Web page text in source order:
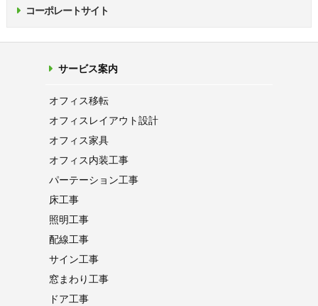
コーポレートサイト
サービス案内
オフィス移転
オフィス レイアウト設計
オフィス家具
オフィス内装工事
パーテーション工事
床工事
照明工事
配線工事
サイン工事
窓まわり工事
ドア工事